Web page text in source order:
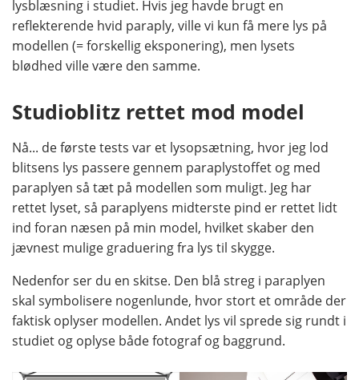
lysblæsning i studiet. Hvis jeg havde brugt en
reflekterende hvid paraply, ville vi kun få mere lys på
modellen (= forskellig eksponering), men lysets
blødhed ville være den samme.
Studioblitz rettet mod model
Nå... de første tests var et lysopsætning, hvor jeg lod
blitsens lys passere gennem paraplystoffet og med
paraplyen så tæt på modellen som muligt. Jeg har
rettet lyset, så paraplyens midterste pind er rettet lidt
ind foran næsen på min model, hvilket skaber den
jævnest mulige graduering fra lys til skygge.
Nedenfor ser du en skitse. Den blå streg i paraplyen
skal symbolisere nogenlunde, hvor stort et område der
faktisk oplyser modellen. Andet lys vil sprede sig rundt i
studiet og oplyse både fotograf og baggrund.